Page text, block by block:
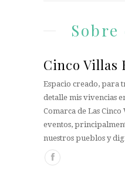
Cinco Villas
Espacio creado, para
detalle mis vivencias
Comarca de Las
eventos,
nuestros pueblos y